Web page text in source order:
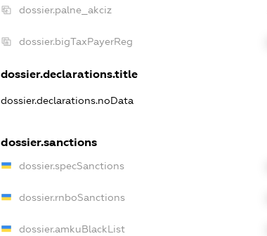
dossier.palne_akciz
dossier.bigTaxPayerReg
dossier.declarations.title
dossier.declarations.noData
dossier.sanctions
dossier.specSanctions
dossier.rnboSanctions
dossier.amkuBlackList